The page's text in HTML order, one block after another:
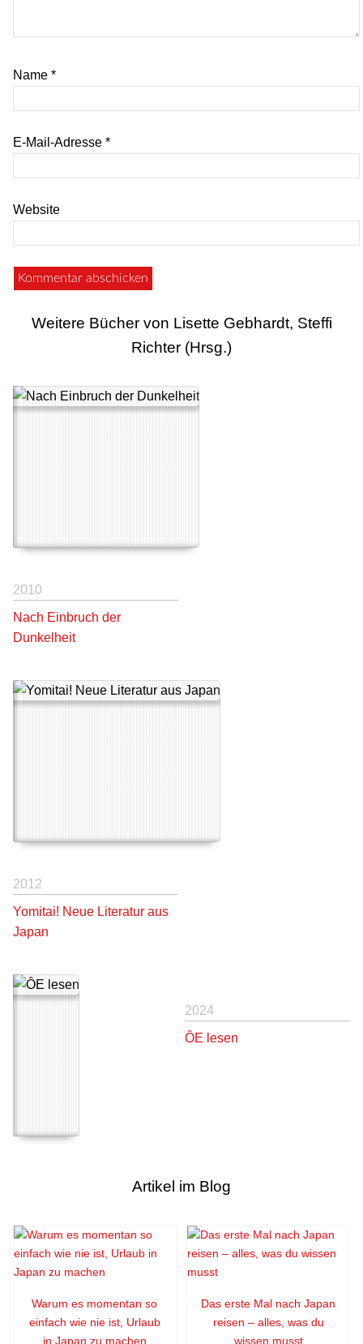
Name *
E-Mail-Adresse *
Website
Weitere Bücher von Lisette Gebhardt, Steffi
Richter (Hrsg.)
2010
Nach Einbruch der
Dunkelheit
2012
Yomitai! Neue Literatur aus
Japan
2024
ÔE lesen
Artikel im Blog
Warum es momentan so
einfach wie nie ist, Urlaub
in Japan zu machen
Das erste Mal nach Japan
reisen – alles, was du
wissen musst